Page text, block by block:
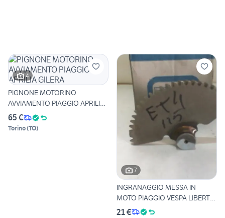
4
PIGNONE MOTORINO
AVVIAMENTO PIAGGIO APRILIA
GILERA
65 €
Torino(TO)
7
INGRANAGGIO MESSA IN
MOTO PIAGGIO VESPA LIBERTY
PI
21 €